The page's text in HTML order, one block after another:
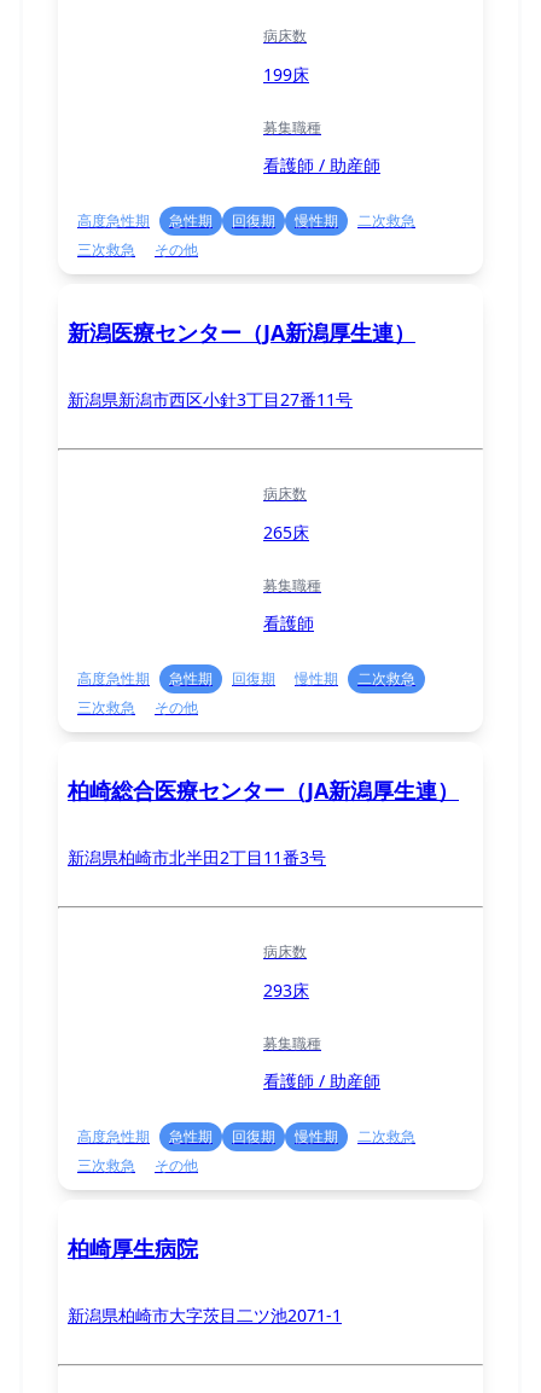
病床数
199床
募集職種
看護師 / 助産師
高度急性期 急性期 回復期 慢性期
二次救急
三次救急
その他
新潟医療センター（JA新潟厚生連）
新潟県新潟市西区小針3丁目27番11号
病床数
265床
募集職種
看護師
高度急性期 急性期 回復期 慢性期
二次救急
三次救急
その他
柏崎総合医療センター（JA新潟厚生連）
新潟県柏崎市北半田2丁目11番3号
病床数
293床
募集職種
看護師 / 助産師
高度急性期 急性期 回復期 慢性期
二次救急
三次救急
その他
柏崎厚生病院
新潟県柏崎市大字茨目二ツ池2071-1